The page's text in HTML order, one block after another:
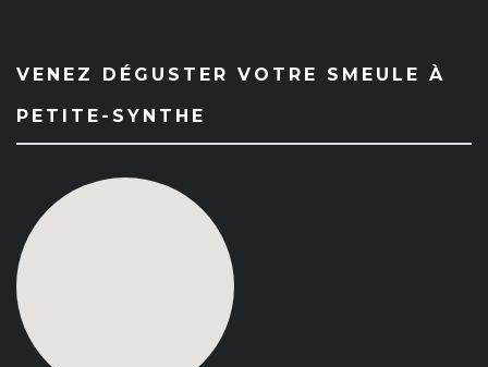
VENEZ DÉGUSTER VOTRE SMEULE À
PETITE-SYNTHE